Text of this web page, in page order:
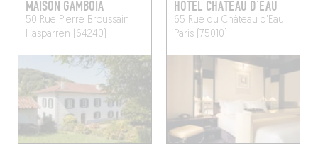
MAISON GAMBOIA
50 Rue Pierre Broussain
Hasparren (64240)
HÔTEL CHÂTEAU D’EAU
65 Rue du Château d'Eau
Paris (75010)